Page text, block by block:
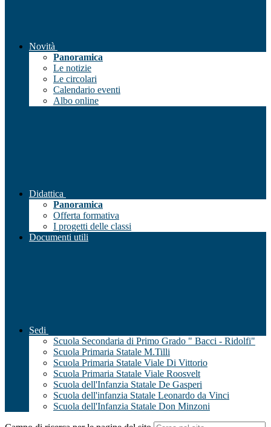
Novità
Panoramica
Le notizie
Le circolari
Calendario eventi
Albo online
Didattica
Panoramica
Offerta formativa
I progetti delle classi
Documenti utili
Sedi
Scuola Secondaria di Primo Grado " Bacci - Ridolfi"
Scuola Primaria Statale M.Tilli
Scuola Primaria Statale Viale Di Vittorio
Scuola Primaria Statale Viale Roosvelt
Scuola dell'Infanzia Statale De Gasperi
Scuola dell'infanzia Statale Leonardo da Vinci
Scuola dell'Infanzia Statale Don Minzoni